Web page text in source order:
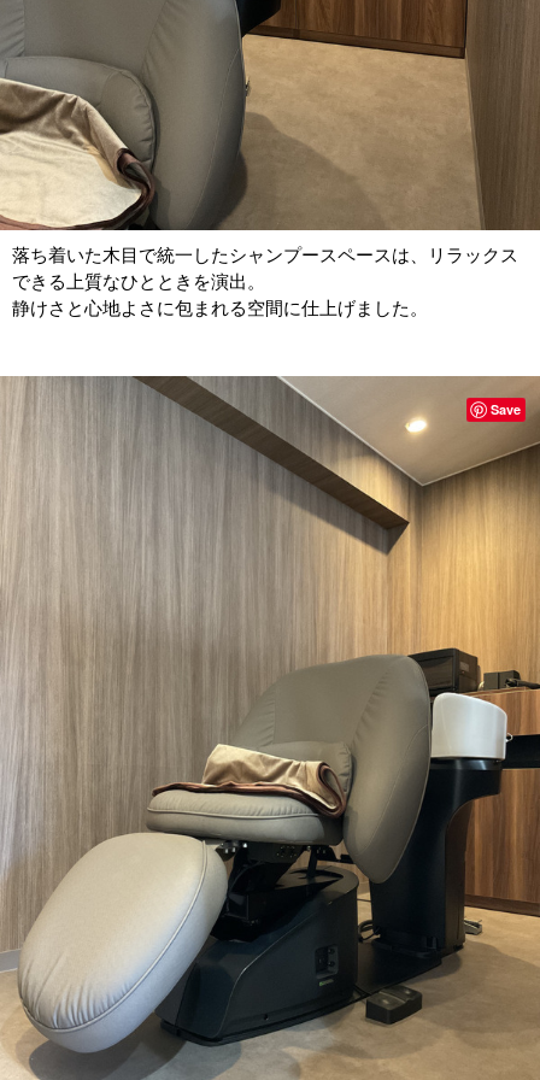
落ち着いた木目で統一したシャンプースペースは、リラックス
できる上質なひとときを演出。
静けさと心地よさに包まれる空間に仕上げました。
Save